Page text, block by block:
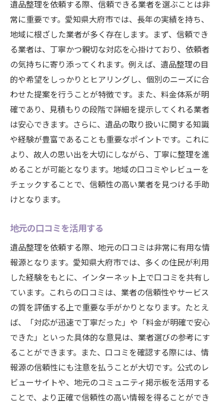
遺品整理を依頼する際、信頼できる業者を選ぶことは非
常に重要です。愛知県大府市では、長年の実績を持ち、
地域に根ざした業者が多く存在します。まず、信頼でき
る業者は、丁寧かつ親切な対応を心掛けており、依頼者
の気持ちに寄り添ってくれます。例えば、遺品整理の目
的や希望をしっかりとヒアリングし、個別のニーズに合
わせた提案を行うことが特徴です。また、料金体系が明
確であり、見積もりの段階で詳細を提示してくれる業者
は安心できます。さらに、遺品の取り扱いに関する知識
や経験が豊富であることも重要なポイントです。これに
より、故人の思い出を大切にしながら、丁寧に整理を進
めることが可能となります。地域の口コミやレビューを
チェックすることで、信頼性の高い業者を見つける手助
けとなります。
地元の口コミを活用する
遺品整理を依頼する際、地元の口コミは非常に有用な情
報源となります。愛知県大府市では、多くの住民が利用
した経験をもとに、インターネット上で口コミを共有し
ています。これらの口コミは、業者の信頼性やサービス
の質を評価する上で重要な手がかりとなります。たとえ
ば、「対応が迅速で丁寧だった」や「料金が明確で安心
できた」といった具体的な意見は、業者選びの参考にす
ることができます。また、口コミを確認する際には、情
報源の信頼性にも注意を払うことが大切です。公式のレ
ビューサイトや、地元のコミュニティ掲示板を活用する
ことで、より正確で信頼性の高い情報を得ることができ